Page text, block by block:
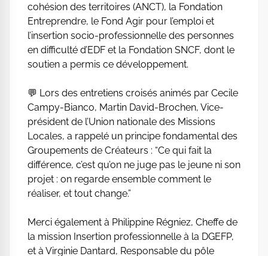
cohésion des territoires (ANCT), la Fondation
Entreprendre, le Fond Agir pour l’emploi et
l’insertion socio-professionnelle des personnes
en difficulté d’EDF et la Fondation SNCF, dont le
soutien a permis ce développement.
💬 Lors des entretiens croisés animés par Cecile
Campy-Bianco, Martin David-Brochen, Vice-
président de l’Union nationale des Missions
Locales, a rappelé un principe fondamental des
Groupements de Créateurs : “Ce qui fait la
différence, c’est qu’on ne juge pas le jeune ni son
projet : on regarde ensemble comment le
réaliser, et tout change.”
Merci également à Philippine Régniez, Cheffe de
la mission Insertion professionnelle à la DGEFP,
et à Virginie Dantard, Responsable du pôle